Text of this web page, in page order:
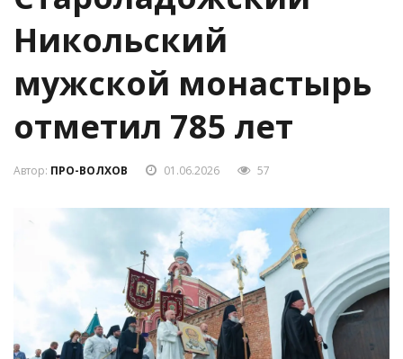
Староладожский
Никольский
мужской монастырь
отметил 785 лет
ПРО-ВОЛХОВ 01.06.2026 57